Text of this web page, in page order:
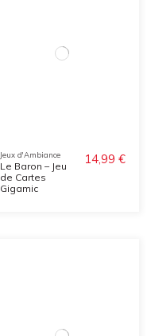
Jeux d'Ambiance
Le Baron – Jeu
de Cartes
Gigamic
14,99 €